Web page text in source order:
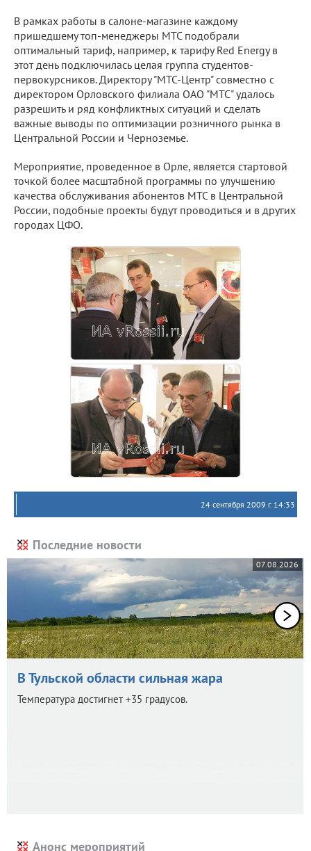
В рамках работы в салоне-магазине каждому
пришедшему топ-менеджеры МТС подобрали
оптимальный тариф, например, к тарифу Red Energy в
этот день подключилась целая группа студентов-
первокурсников. Директору "МТС-Центр" совместно с
директором Орловского филиала ОАО "МТС" удалось
разрешить и ряд конфликтных ситуаций и сделать
важные выводы по оптимизации розничного рынка в
Центральной России и Черноземье.
Мероприятие, проведенное в Орле, является стартовой
точкой более масштабной программы по улучшению
качества обслуживания абонентов МТС в Центральной
России, подобные проекты будут проводиться и в других
городах ЦФО.
24 сентября 2009 г. 14:33
Последние новости
07.08.2026
В Тульской области сильная жара
Температура достигнет +35 градусов.
Анонс мероприятий